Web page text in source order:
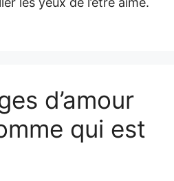
d’amour
qui est